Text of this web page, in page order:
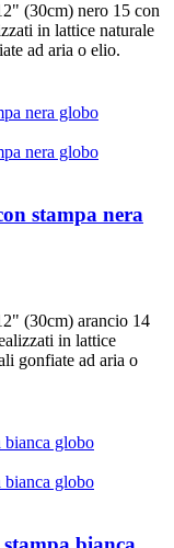
(30cm) nero 15 con
in lattice naturale
ad aria o elio.
stampa nera
(30cm) arancio 14
in lattice
gonfiate ad aria o